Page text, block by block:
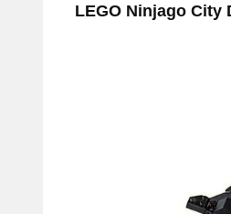
LEGO Ninjago City